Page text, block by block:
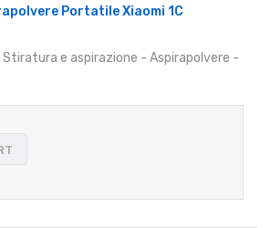
Portatile Xiaomi 1C
e aspirazione - Aspirapolvere -